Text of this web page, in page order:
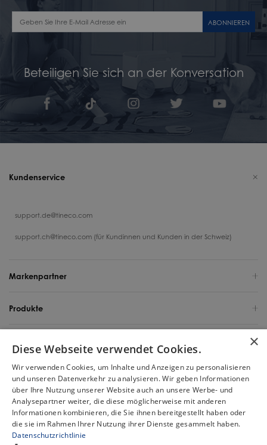
ABONNIEREN
Beteiligen Sie sich an der Konversation
Kundenservice
support.de@tineco.com
support.ch@tineco.com (für Kundinnen und Kunden in der Schweiz)
Markenpartner
Produkte
Über uns
Deutschland / Deutsch
Urheberrecht 2025 Tineco Intelligent Germany GmbH. Alle Rechte
vorbehalten.
×
Diese Webseite verwendet Cookies.
Wir verwenden Cookies, um Inhalte und Anzeigen zu personalisieren
und unseren Datenverkehr zu analysieren. Wir geben Informationen
über Ihre Nutzung unserer Website auch an unsere Werbe- und
Analysepartner weiter, die diese möglicherweise mit anderen
Informationen kombinieren, die Sie ihnen bereitgestellt haben oder
die sie im Rahmen Ihrer Nutzung ihrer Dienste gesammelt haben.
Datenschutzrichtlinie